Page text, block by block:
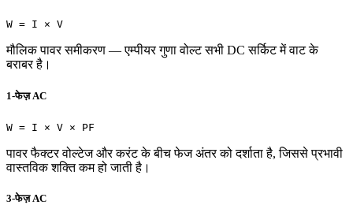
W = I × V
मौलिक पावर समीकरण — एम्पीयर गुणा वोल्ट सभी DC सर्किट में वाट के
बराबर है।
1-फेज़ AC
W = I × V × PF
पावर फैक्टर वोल्टेज और करंट के बीच फेज अंतर को दर्शाता है, जिससे प्रभावी
वास्तविक शक्ति कम हो जाती है।
3-फेज़ AC